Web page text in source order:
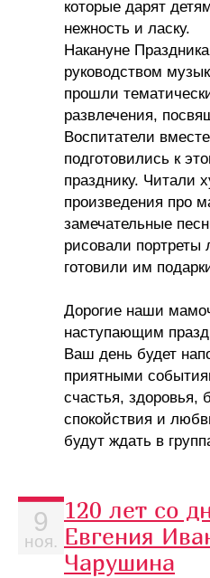
которые дарят
нежность и ласку.
Накануне
руководством
прошли
развлечения,
Воспитатели
подготовились к
празднику. Читали
произведения про
замечательные
рисовали
готовили им
Дорогие наши
наступающим
Ваш день будет
приятными
счастья, здоровья,
спокойствия и
будут ждать в
9
ноя.
120 лет со
Евгения
Чарушина